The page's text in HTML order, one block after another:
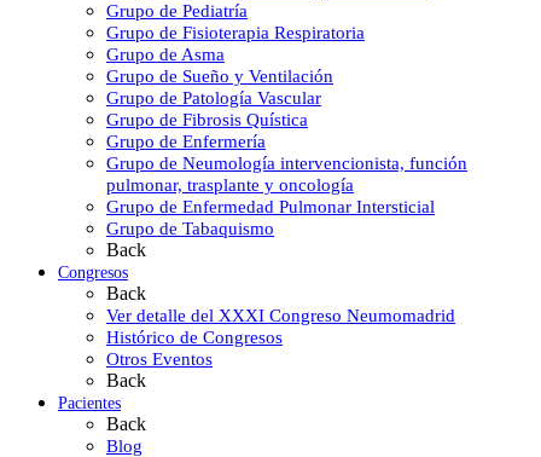
Grupo de Pediatría
Grupo de Fisioterapia Respiratoria
Grupo de Asma
Grupo de Sueño y Ventilación
Grupo de Patología Vascular
Grupo de Fibrosis Quística
Grupo de Enfermería
Grupo de Neumología intervencionista, función
pulmonar, trasplante y oncología
Grupo de Enfermedad Pulmonar Intersticial
Grupo de Tabaquismo
Back
Congresos
Back
Ver detalle del XXXI Congreso Neumomadrid
Histórico de Congresos
Otros Eventos
Back
Pacientes
Back
Blog